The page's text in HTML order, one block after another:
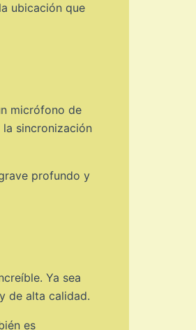
ubicación que
micrófono de
sincronización
profundo y
Ya sea
de alta calidad.
es